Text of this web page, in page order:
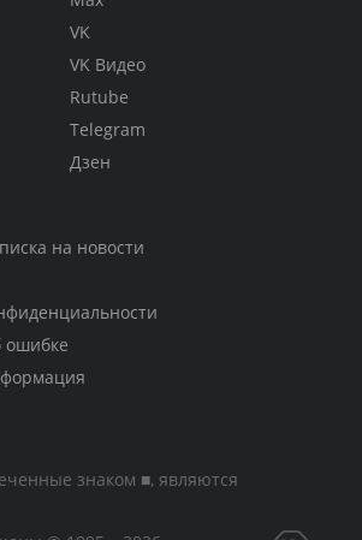
VK
VK Видео
Rutube
Telegram
Дзен
на новости
ошибке
знаком ■, являются